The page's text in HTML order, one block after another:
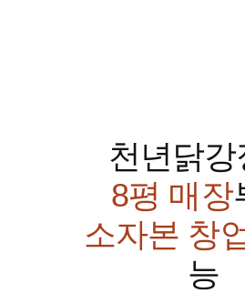
천년닭강
8평 매장
소자본 창
능